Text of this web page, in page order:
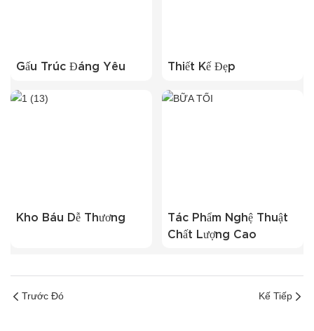
Gấu Trúc Đáng Yêu Thiết Kế Đẹp
Kho Báu Dễ Thương
Tác Phẩm Nghệ Thuật
Chất Lượng Cao
Trước Đó Kế Tiếp